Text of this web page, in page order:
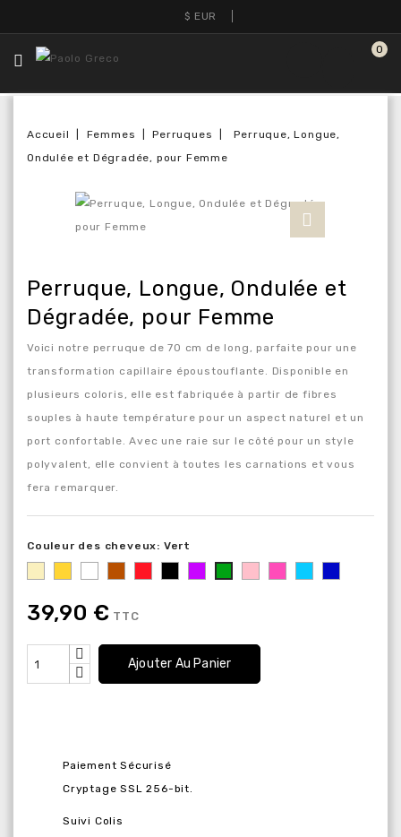
$ EUR
0
Accueil Femmes Perruques
Perruque, Longue,
Ondulée et Dégradée, pour Femme
Perruque, Longue, Ondulée et
Dégradée, pour Femme
Voici notre perruque de 70 cm de long, parfaite pour une
transformation capillaire époustouflante. Disponible en
plusieurs coloris, elle est fabriquée à partir de fibres
souples à haute température pour un aspect naturel et un
port confortable. Avec une raie sur le côté pour un style
polyvalent, elle convient à toutes les carnations et vous
fera remarquer.
Couleur des cheveux: Vert
39,90 € TTC
Ajouter Au Panier
Paiement Sécurisé
Cryptage SSL 256-bit.
Suivi Colis